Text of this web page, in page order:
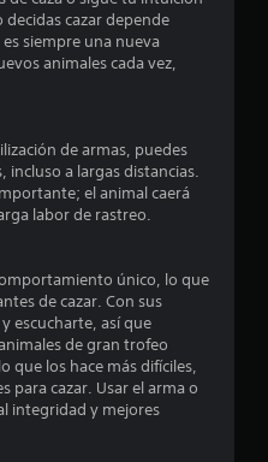
l
a
e
n
8
c
a
cazar depende
siempre una nueva
animales cada vez,
de armas, puedes
incluso a largas distancias.
el animal caerá
labor de rastreo.
único, lo que
de cazar. Con sus
escucharte, así que
de gran trofeo
que los hace más difíciles,
para cazar. Usar el arma o
integridad y mejores